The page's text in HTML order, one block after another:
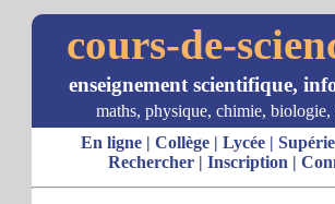
cours-de-
enseignement scientifique,
maths, physique, chimie, biologie,
En ligne| Collège| Lycée|
Rechercher| Inscription |